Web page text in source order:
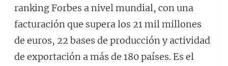
ranking Forbes a nivel mundial, con una
facturación que supera los 21 mil millones
de euros, 22 bases de producción y actividad
de exportación a más de 180 países. Es el